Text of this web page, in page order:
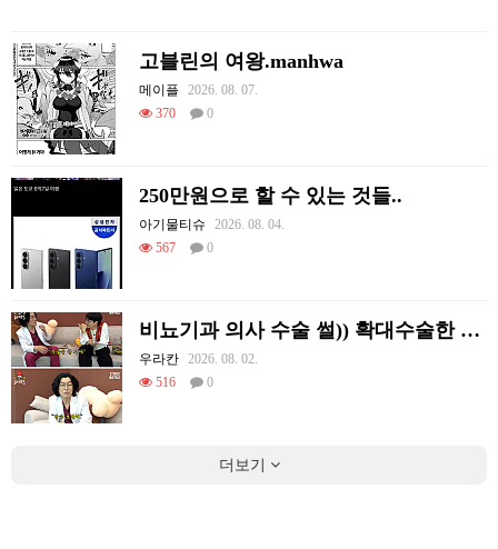
고블린의 여왕.manhwa
메이플
2026. 08. 07.
370
0
250만원으로 할 수 있는 것들..
아기물티슈
2026. 08. 04.
567
0
비뇨기과 의사 수술 썰)) 확대수술한 여러 셀럽들
우라칸
2026. 08. 02.
516
0
더보기